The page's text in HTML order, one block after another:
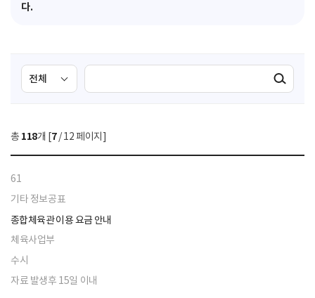
다.
검
색
선
택
색
검색실행
총 118개 [7/ 12 페이지]
61
기타 정보공표
종합체육관 이용 요금 안내
체육사업부
수시
자료 발생후 15일 이내